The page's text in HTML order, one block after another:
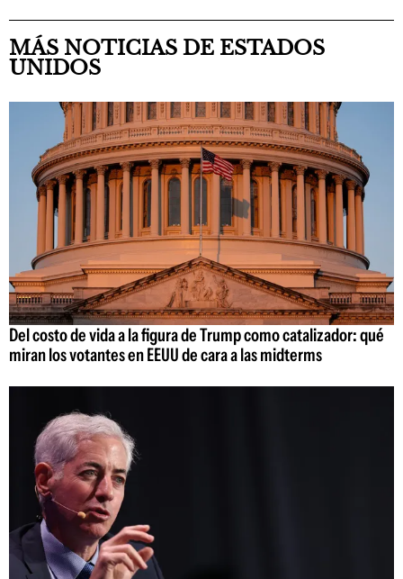
MÁS NOTICIAS DE ESTADOS
UNIDOS
Del costo de vida a la figura de Trump como catalizador: qué
miran los votantes en EEUU de cara a las midterms